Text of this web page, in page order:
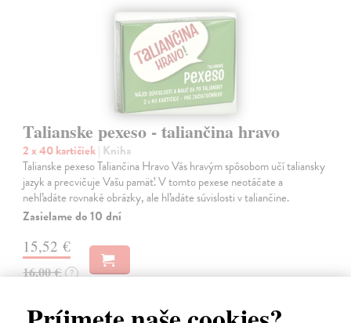
Talianske pexeso - taliančina hravo
2 x 40 kartičiek| Kniha
Talianske pexeso Taliančina Hravo Vás hravým spôsobom učí taliansky
jazyk a precvičuje Vašu pamäť. V tomto pexese neotáčate a
nehľadáte rovnaké obrázky, ale hľadáte súvislosti v taliančine.
Zasielame do 10 dní
15,52 €
16,00 € ?